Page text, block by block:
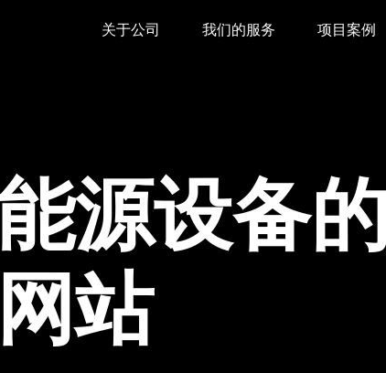
关于公司 我们的服务 项目案例
源设备
站